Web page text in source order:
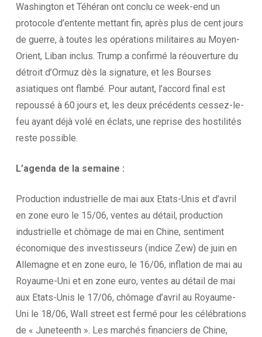
Washington et Téhéran ont conclu ce week-end un
protocole d’entente mettant fin, après plus de cent jours
de guerre, à toutes les opérations militaires au Moyen-
Orient, Liban inclus. Trump a confirmé la réouverture du
détroit d’Ormuz dès la signature, et les Bourses
asiatiques ont flambé. Pour autant, l’accord final est
repoussé à 60 jours et, les deux précédents cessez-le-
feu ayant déjà volé en éclats, une reprise des hostilités
reste possible.
L’agenda de la semaine :
Production industrielle de mai aux Etats-Unis et d’avril
en zone euro le 15/06, ventes au détail, production
industrielle et chômage de mai en Chine, sentiment
économique des investisseurs (indice Zew) de juin en
Allemagne et en zone euro, le 16/06, inflation de mai au
Royaume-Uni et en zone euro, ventes au détail de mai
aux Etats-Unis le 17/06, chômage d’avril au Royaume-
Uni le 18/06, Wall street est fermé pour les célébrations
de « Juneteenth ». Les marchés financiers de Chine,